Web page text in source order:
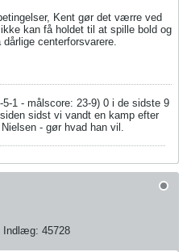
Kent gør det værre ved
kan få holdet til at spille bold og
centerforsvarere.
1 - målscore: 23-9) 0 i de sidste 9
sidst vi vandt en kamp efter
- gør hvad han vil.
Indlæg: 45728